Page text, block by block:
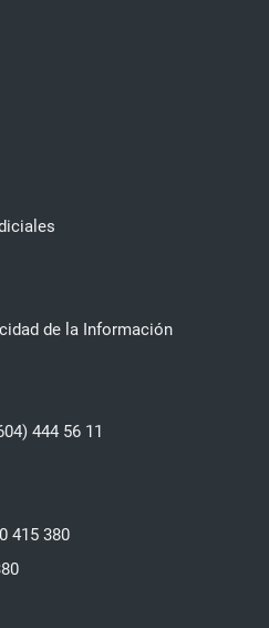
de la Información
444 56 11
415 380